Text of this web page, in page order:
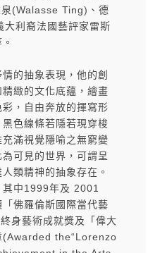
(Walasse Ting)、德
利裔法國藝評家雷斯
的抽象表現，他的創
緻的文化底蘊，繪畫
，自由奔放的揮寫形
黑色線條若隱若現穿梭
滿視覺隱喻之無窮變
為可見的世界，可謂呈
類精神的抽象存在。
其中1999年及 2001
佛羅倫斯國際當代藝
身藝術成就獎及「偉大
(Awarded the“Lorenzo